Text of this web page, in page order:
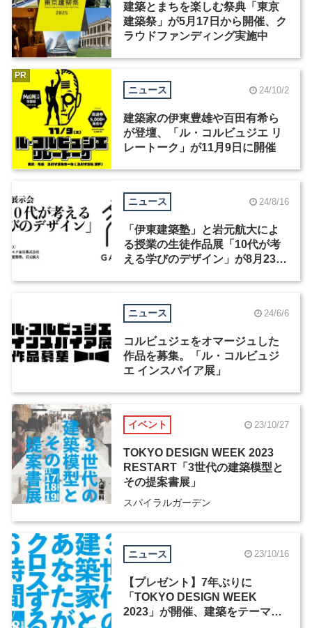
建築とまちを楽しむ祭典「東京
建築祭」が5月17日から開催、ク
ラウドファンディング実施中
ニュース 24/10/2
建築家の伊東豊雄や百田有希ら
が登壇、「ル・コルビュジエ リ
レートーク」が11月9日に開催
PR
ニュース 24/8/16
「伊東建築塾」と岩元航大によ
る授業の生徒作品展「10代が考
える学びのデザイン」が8月23日
ニュース 24/6/6
コルビュジェをオマージュした
作品を募集。「ル・コルビュジ
エ インスパイア展」
イベント 23/10/27
TOKYO DESIGN WEEK 2023
RESTART「3世代の建築模型と
その提案書展」
スパイラルガーデン
ニュース 23/10/16
【プレゼント】7年ぶりに
「TOKYO DESIGN WEEK
2023」が開催、建築をテーマに